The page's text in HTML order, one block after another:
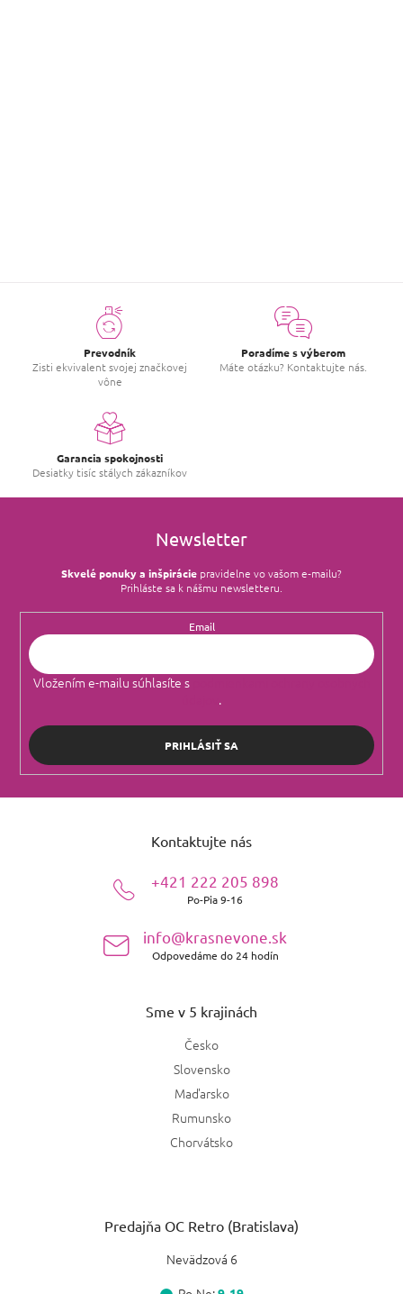
Prevodník
Zisti ekvivalent svojej značkovej
vône
Poradíme s výberom
Máte otázku? Kontaktujte nás.
Garancia spokojnosti
Desiatky tisíc stálych zákazníkov
Newsletter
Skvelé ponuky a inšpirácie pravidelne vo vašom e‑mailu?
Prihláste sa k nášmu newsletteru.
Email
Vložením e-mailu súhlasíte s
.
PRIHLÁSIŤ SA
Kontaktujte nás
+421 222 205 898
Po-Pia 9-16
info@krasnevone.sk
Odpovedáme do 24 hodín
Sme v 5 krajinách
Česko
Slovensko
Maďarsko
Rumunsko
Chorvátsko
Predajňa OC Retro (Bratislava)
Nevädzová 6